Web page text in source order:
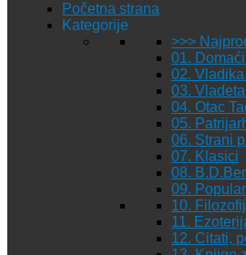
Početna strana
Kategorije
>>>
01.
02.
03.
04. Otac
05.
06. Strani
07. Klasici
08.
09.
10.
11.
12. Citati,